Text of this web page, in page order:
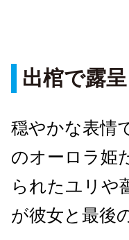
出棺で露
穏やかな表情
のオーロラ姫
られたユリや
が彼女と最後